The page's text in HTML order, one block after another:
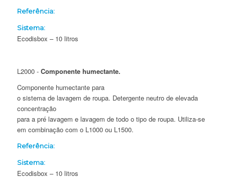
Referência:
Sistema:
Ecodisbox – 10 litros
L2000 - Componente humectante.
Componente humectante para
o sistema de lavagem de roupa. Detergente neutro de elevada
concentração
para a pré lavagem e lavagem de todo o tipo de roupa. Utiliza-se
em combinação com o L1000 ou L1500.
Referência:
Sistema:
Ecodisbox – 10 litros